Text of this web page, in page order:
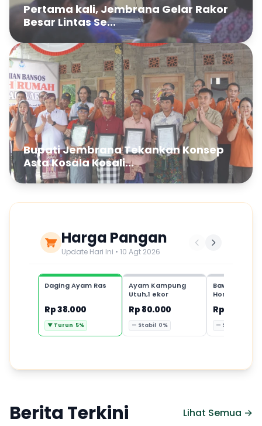
Pertama kali, Jembrana Gelar Rakor
Besar Lintas Se...
Bupati Jembrana Tekankan Konsep
Asta Kosala Kosali...
Harga Pangan
Update Hari Ini • 10 Agt 2026
Daging Ayam Ras
Rp 38.000
▼ Turun 5%
Ayam Kampung
Utuh,1 ekor
Rp 80.000
— Stabil 0%
Bawang Putih
Honan,1 kg
Rp 35.000
— Stabil 0%
Berita Terkini Lihat Semua →